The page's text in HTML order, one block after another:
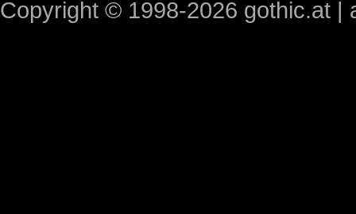
Copyright © 1998-2026 gothic.at |